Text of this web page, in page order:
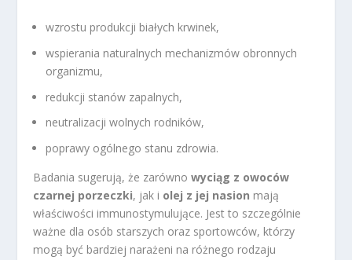
wzrostu produkcji białych krwinek,
wspierania naturalnych mechanizmów obronnych
organizmu,
redukcji stanów zapalnych,
neutralizacji wolnych rodników,
poprawy ogólnego stanu zdrowia.
Badania sugerują, że zarównowyciąg z owoców
czarnej porzeczki, jak i olej z jej nasion mają
właściwości immunostymulujące. Jest to szczególnie
ważne dla osób starszych oraz sportowców, którzy
mogą być bardziej narażeni na różnego rodzaju